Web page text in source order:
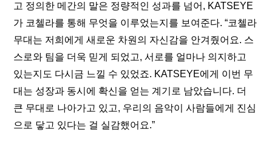
고 정의한 메간의 말은 정량적인 성과를 넘어, KATSEYE
가 코첼라를 통해 무엇을 이루었는지를 보여준다. “코첼라
무대는 저희에게 새로운 차원의 자신감을 안겨줬어요. 스
스로와 팀을 더욱 믿게 되었고, 서로를 얼마나 의지하고
있는지도 다시금 느낄 수 있었죠. KATSEYE에게 이번 무
대는 성장과 동시에 확신을 얻는 계기로 남았습니다. 더
큰 무대로 나아가고 있고, 우리의 음악이 사람들에게 진심
으로 닿고 있다는 걸 실감했어요.”